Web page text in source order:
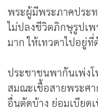
พระผู้มีพระภาคประ
ไม่ปลงชีวิตภิกษุรูปเ
มาก ให้เทวดาไปอยู่
ประชาชนพากันเพ่ง
สมณะเชื้อสายพระศ
อื่นตัดบ้าง ย่อมเบียด